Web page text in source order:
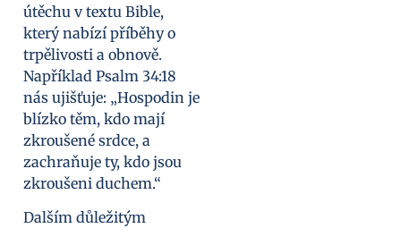
útěchu v textu Bible,
který nabízí příběhy o
trpělivosti a obnově.
Například Psalm 34:18
nás ujišťuje: „Hospodin je
blízko těm, kdo mají
zkroušené srdce, a
zachraňuje ty, kdo jsou
zkroušeni duchem.“
Dalším důležitým